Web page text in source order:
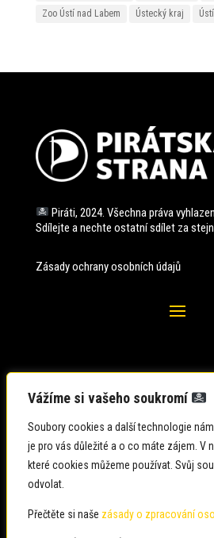
Vážíme si vašeho soukromí
Soubory cookies a další technologie
je pro vás důležité a o co máte zájem. V
které cookies můžeme používat. Svůj
odvolat.
Přečtěte si naše zásady o zpracování
Zoo Ústí nad Labem
Ústecký kraj
Piráti, 2024. Všechna práva
Sdílejte a nechte ostatní sdílet za
Zásady ochrany osobních údajů
Zadavatel: Česká pirátská strana